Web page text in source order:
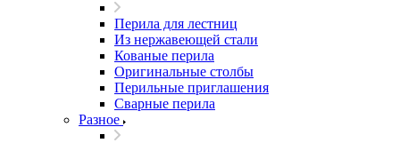
Перила для лестниц
Из нержавеющей стали
Кованые перила
Оригинальные столбы
Перильные приглашения
Сварные перила
Разное